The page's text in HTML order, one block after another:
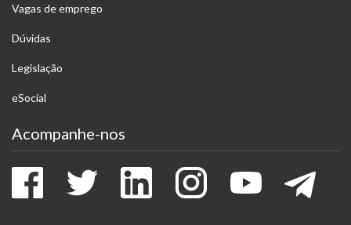
Vagas de emprego
Dúvidas
Legislação
eSocial
Acompanhe-nos
FacebookTwitter LinkedInInstagramYoutube